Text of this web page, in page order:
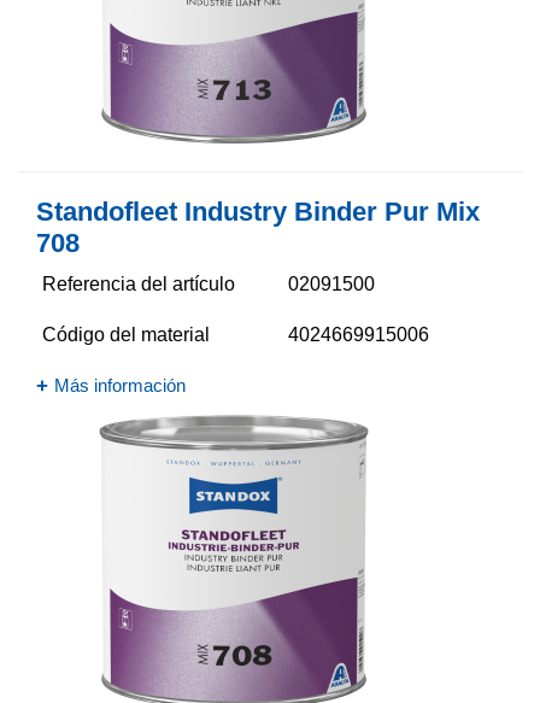
Standofleet Industry Binder Pur Mix
708
Referencia del artículo 02091500
Código del material 4024669915006
Más información